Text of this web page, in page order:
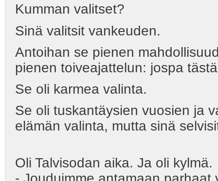
Kumman valitset?
Sinä valitsit vankeuden.
Antoihan se pienen
pienen toiveajattelun: jospa
Se oli karmea valinta.
Se oli tuskantäysien vuosien ja
elämän valinta, mutta sinä
Oli Talvisodan aika. Ja oli kylmä.